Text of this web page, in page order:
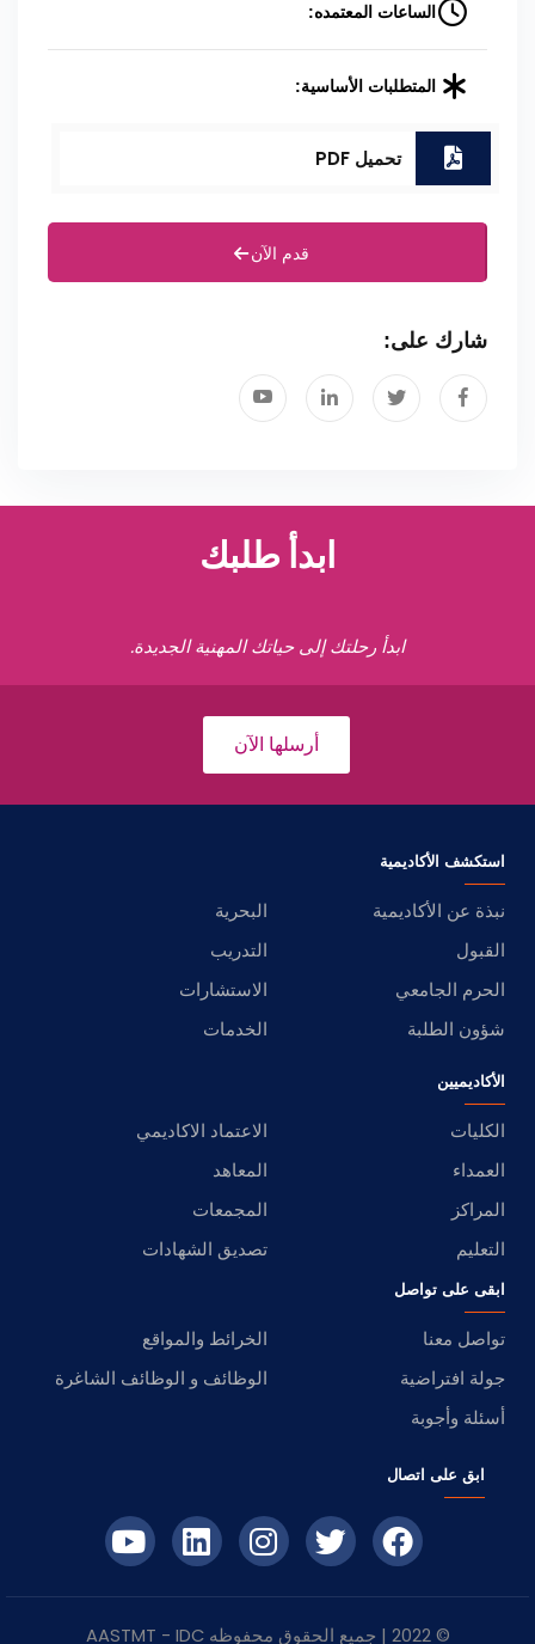
الساعات المعتمده:
المتطلبات الأساسية:
تحميل PDF
قدم الآن
شارك على:
ابدأ طلبك
ابدأ رحلتك إلى حياتك المهنية الجديدة.
أرسلها الآن
استكشف الأكاديمية
نبذة عن الأكاديمية
البحرية
القبول
التدريب
الحرم الجامعي
الاستشارات
شؤون الطلبة
الخدمات
الأكاديميين
الكليات
الاعتماد الاكاديمي
العمداء
المعاهد
المراكز
المجمعات
التعليم
تصديق الشهادات
ابقى على تواصل
تواصل معنا
الخرائط والمواقع
جولة افتراضية
الوظائف و الوظائف الشاغرة
أسئلة وأجوبة
ابق على اتصال
© 2022 | جميع الحقوق محفوظه IDC
- AASTMT